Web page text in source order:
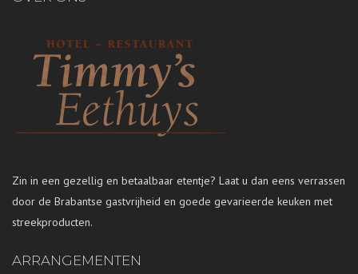
Zin in een gezellig en betaalbaar etentje? Laat u dan eens verrassen
door de Brabantse gastvrijheid en goede gevarieerde keuken met
streekproducten.
ARRANGEMENTEN